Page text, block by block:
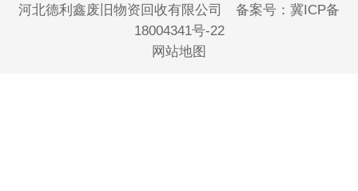
河北德利鑫废旧物资回收有限公司 备案号： 冀ICP备
18004341号-22
网站地图